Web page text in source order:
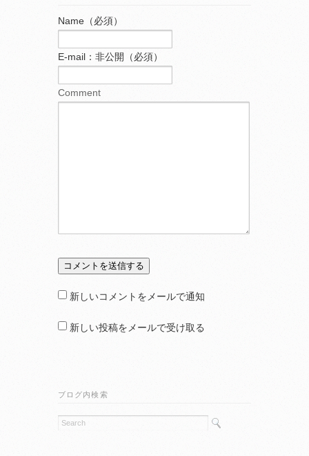
Name（必須）
E-mail：非公開（必須）
Comment
新しいコメントをメールで通知
新しい投稿をメールで受け取る
ブログ内検索